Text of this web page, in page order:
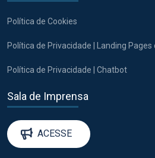
Política de Cookies
Política de Privacidade | Landing Pages
Política de Privacidade | Chatbot
Sala de Imprensa
ACESSE